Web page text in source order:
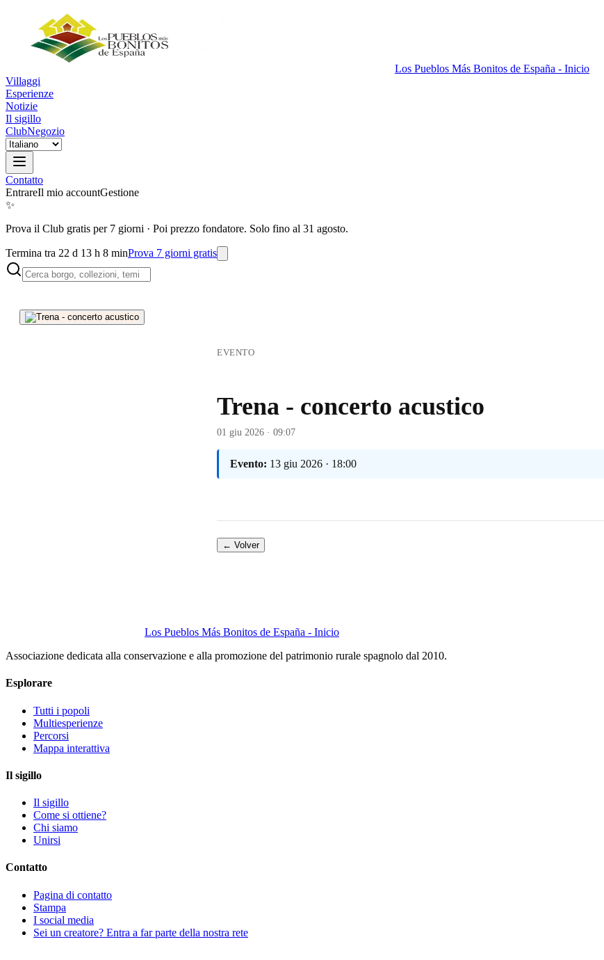
Los Pueblos Más Bonitos de España - Inicio
Villaggi
Esperienze
Notizie
Il sigillo
ClubNegozio
Contatto
EntrareIl mio accountGestione
✨
Prova il Club gratis per 7 giorni · Poi prezzo fondatore. Solo fino al 31 agosto.
Termina tra 22 d 13 h 8 minProva 7 giorni gratis
EVENTO
Trena - concerto acustico
01 giu 2026 · 09:07
Evento: 13 giu 2026 · 18:00
← Volver
Los Pueblos Más Bonitos de España - Inicio
Associazione dedicata alla conservazione e alla promozione del patrimonio rurale spagnolo dal 2010.
Esplorare
Tutti i popoli
Multiesperienze
Percorsi
Mappa interattiva
Il sigillo
Il sigillo
Come si ottiene?
Chi siamo
Unirsi
Contatto
Pagina di contatto
Stampa
I social media
Sei un creatore? Entra a far parte della nostra rete